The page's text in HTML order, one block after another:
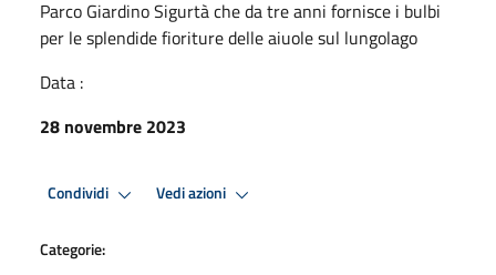
Parco Giardino Sigurtà che da tre anni fornisce i bulbi
per le splendide fioriture delle aiuole sul lungolago
Data :
28 novembre 2023
Condividi Vedi azioni
Categorie: